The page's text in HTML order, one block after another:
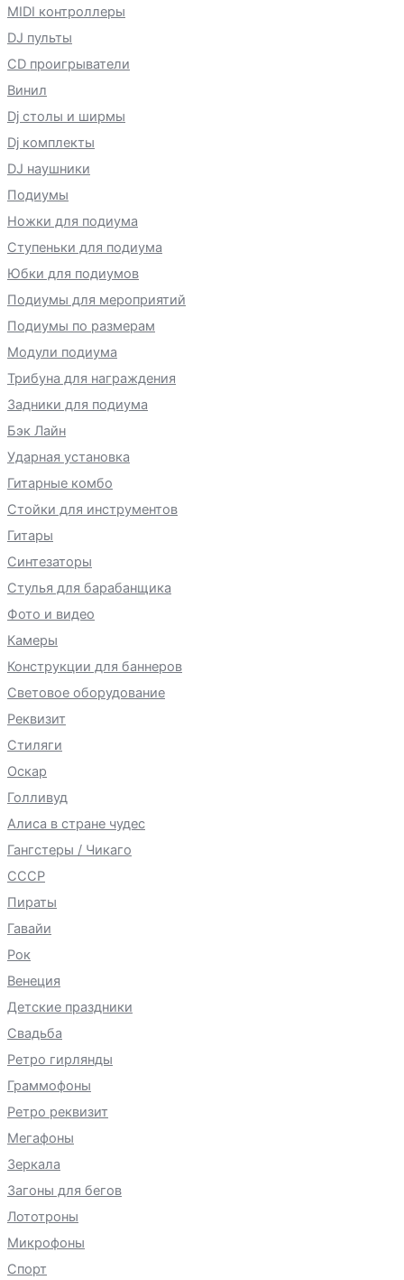
MIDI контроллеры
DJ пульты
CD проигрыватели
Винил
Dj столы и ширмы
Dj комплекты
DJ наушники
Подиумы
Ножки для подиума
Ступеньки для подиума
Юбки для подиумов
Подиумы для мероприятий
Подиумы по размерам
Модули подиума
Трибуна для награждения
Задники для подиума
Бэк Лайн
Ударная установка
Гитарные комбо
Стойки для инструментов
Гитары
Синтезаторы
Стулья для барабанщика
Фото и видео
Камеры
Конструкции для баннеров
Световое оборудование
Реквизит
Стиляги
Оскар
Голливуд
Алиса в стране чудес
Гангстеры / Чикаго
СССР
Пираты
Гавайи
Рок
Венеция
Детские праздники
Свадьба
Ретро гирлянды
Граммофоны
Ретро реквизит
Мегафоны
Зеркала
Загоны для бегов
Лототроны
Микрофоны
Спорт